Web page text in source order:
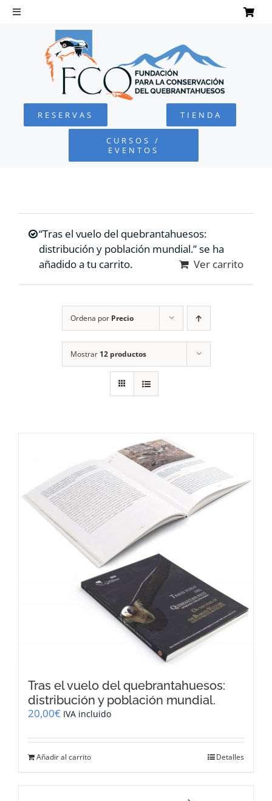
Saltar
Toggle
Navigation
QUEBRANTAHUESOS
FUNDACIÓN
COLABORA
RECURSOS
CONTACTO
RESERVAS TIENDA
CURSOS /
EVENTOS
“Tras el vuelo del quebrantahuesos:
distribución y población mundial.” se ha
añadido a tu carrito.
Ver carrito
Ordena por Precio
Mostrar 12 productos
Tras el vuelo del quebrantahuesos:
distribución y población mundial.
20,00€ IVA incluido
Añadir al carrito Detalles